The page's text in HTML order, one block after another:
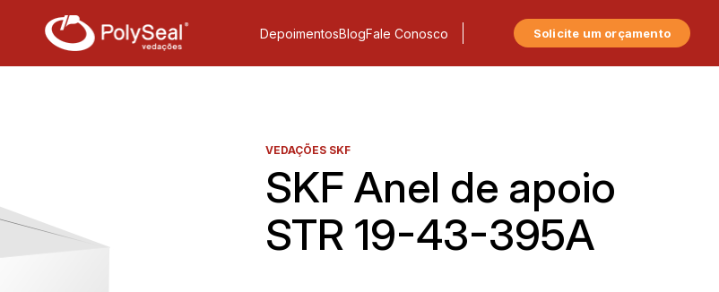
DepoimentosBlogFale Conosco Solicite um orçamento
VEDAÇÕES SKF
SKF Anel de apoio
STR 19-43-395A